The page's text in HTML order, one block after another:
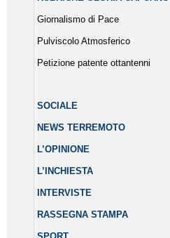
Giornalismo di Pace
Pulviscolo Atmosferico
Petizione patente ottantenni
SOCIALE
NEWS TERREMOTO
L’OPINIONE
L’INCHIESTA
INTERVISTE
RASSEGNA STAMPA